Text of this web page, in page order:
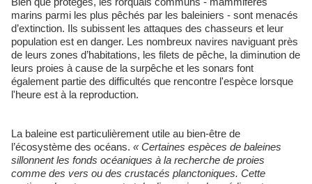
marins parmi les plus pêchés par les baleiniers - sont menacés
d’extinction. Ils subissent les attaques des chasseurs et leur
population est en danger. Les nombreux navires naviguant près
de leurs zones d’habitations, les filets de pêche, la diminution de
leurs proies à cause de la surpêche et les sonars font
également partie des difficultés que rencontre l'espèce lorsque
l'heure est à la reproduction.
La baleine est particulièrement utile au bien-être de
l’écosystème des océans. « Certaines espèces de baleines
sillonnent les fonds océaniques à la recherche de proies
comme des vers ou des crustacés planctoniques. Cette